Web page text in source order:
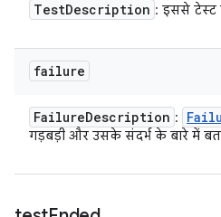
TestDescription : इससे टेस्ट
failure
FailureDescription :
गड़बड़ी और उसके संदर्भ के बारे में